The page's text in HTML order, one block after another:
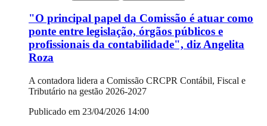
"O principal papel da Comissão é atuar como
ponte entre legislação, órgãos públicos e
profissionais da contabilidade", diz Angelita
Roza
A contadora lidera a Comissão CRCPR Contábil, Fiscal e
Tributário na gestão 2026-2027
Publicado em 23/04/2026 14:00